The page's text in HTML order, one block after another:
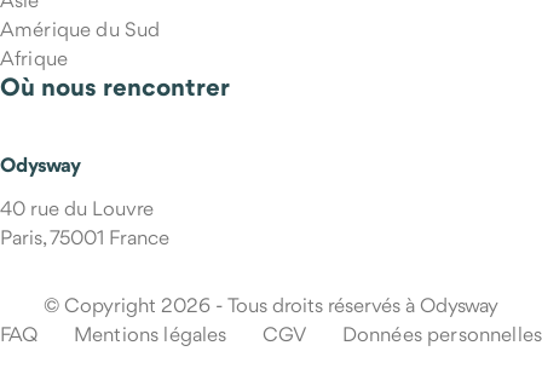
Amérique du Sud
Afrique
Où nous rencontrer
Odysway
40 rue du Louvre
Paris, 75001 France
© Copyright 2026 - Tous droits réservés à Odysway
FAQ
Mentions légales CGV Données personnelles